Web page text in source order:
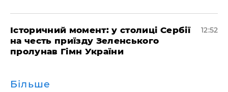
Історичний момент: у столиці Сербії
на честь приїзду Зеленського
пролунав Гімн України
12:52
Більше